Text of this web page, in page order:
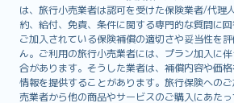
は、旅行小売業者は認可を受けた保険業者/代理
約、給付、免責、条件に関する専門的な質問に
ご加入されている保険補償の適切さや妥当性を
ん。ご利用の旅行小売業者には、プラン加入に
合があります。そうした業者は、補償内容や価
情報を提供することがあります。旅行保険への
売業者から他の商品やサービスのご購入にあた